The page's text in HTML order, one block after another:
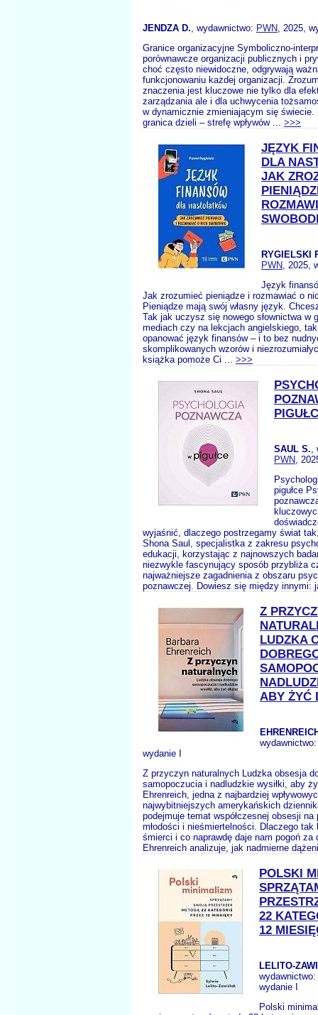
JENDZA D., wydawnictwo: PWN, 2025,
Granice organizacyjne Symboliczno-
porównawcze organizacji publicznych i
choć często niewidoczne, odgrywają
funkcjonowaniu każdej organizacji.
znaczenia jest kluczowe nie tylko dla
zarządzania ale i dla uchwycenia
w dynamicznie zmieniającym się świecie.
granica dzieli – strefę wpływów ... >>>
JĘZYK
DLA
JAK
RYGIELSKI
PWN, 2025,
Język
Jak zrozumieć pieniądze i rozmawiać o
Pieniądze mają swój własny język.
Tak jak uczysz się nowego słownictwa w
mediach czy na lekcjach angielskiego,
opanować język finansów – i to bez
skomplikowanych wzorów i
książka pomoże Ci ... >>>
SAUL S.,
PWN,
pigułce
wyjaśnić, dlaczego postrzegamy świat
Shona Saul, specjalistka z zakresu
edukacji, korzystając z najnowszych
niezwykle fascynujący sposób przybliża
najważniejsze zagadnienia z obszaru
poznawczej. Dowiesz się między innymi:
Z
LUDZKA
ABY ŻYĆ
wydanie I
Z przyczyn naturalnych Ludzka obsesja
samopoczucia i nadludzkie wysiłki, aby
Ehrenreich, jedna z najbardziej
najwybitniejszych amerykańskich
podejmuje temat współczesnej obsesji na
młodości i nieśmiertelności. Dlaczego tak
śmierci i co naprawdę daje nam pogoń za
Ehrenreich analizuje, jak nadmierne
POLSKI
22
12
LELITO-
wydawnictwo:
wydanie I
Polski